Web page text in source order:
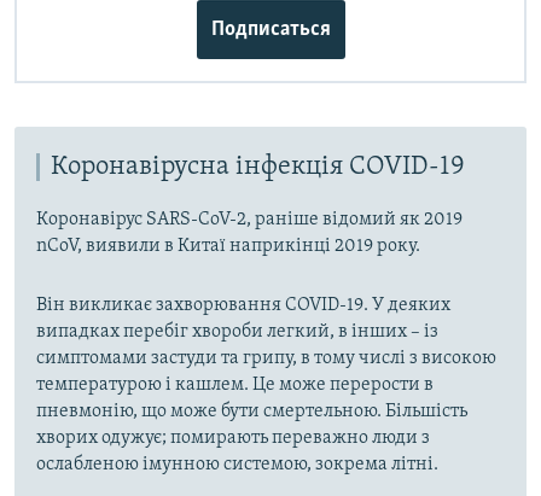
Подписаться
Коронавірусна інфекція COVID-19
Коронавірус SARS-CoV-2, раніше відомий як 2019
nCoV, виявили в Китаї наприкінці 2019 року.
Він викликає захворювання COVID-19. У деяких
випадках перебіг хвороби легкий, в інших – із
симптомами застуди та грипу, в тому числі з високою
температурою і кашлем. Це може перерости в
пневмонію, що може бути смертельною. Більшість
хворих одужує; помирають переважно люди з
ослабленою імунною системою, зокрема літні.